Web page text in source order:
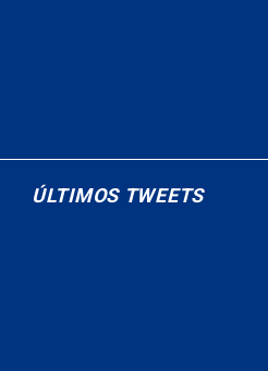
ÚLTIMOS TWEETS